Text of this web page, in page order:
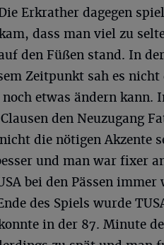
Erkrather dagegen
dass man viel zu
den Füßen stand. In
Zeitpunkt sah es nicht
etwas ändern kann.
den Neuzugang
die nötigen Akzente
und man war fixer
bei den Pässen
des Spiels wurde
in der 87. Minute